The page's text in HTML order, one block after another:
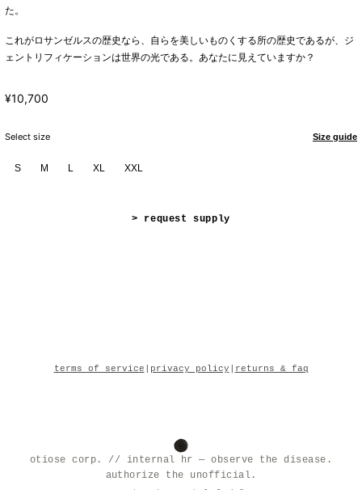
た。
これがロサンゼルスの歴史なら、自らを美しいものくする所の歴史であるが、ジ
ェントリフィケーションは世界の光である。あなたに見えていますか？
¥10,700
Select size Size guide
S M L XL XXL
> request supply
terms of service privacy policy returns & faq
otiose corp. // internal hr — observe the disease.
authorize the unofficial.